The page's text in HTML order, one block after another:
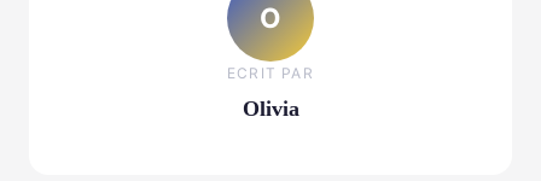
O
ECRIT PAR
Olivia